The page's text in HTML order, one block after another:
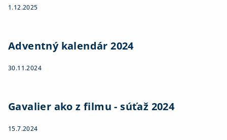
1.12.2025
Adventný kalendár 2024
30.11.2024
Gavalier ako z filmu - súťaž 2024
15.7.2024